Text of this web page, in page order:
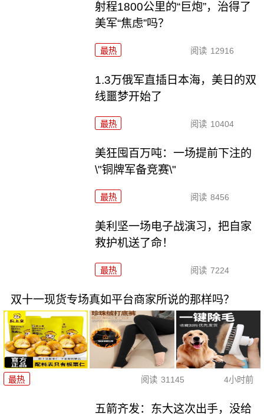
射程1800公里的“巨炮”，治得了
美军“焦虑”吗？
最热 阅读 12916
1.3万俄军直插日本海，美日的双
线噩梦开始了
最热 阅读 10404
美狂囤百万吨：一场提前下注的
\"铜牌军备竞赛\"
最热 阅读 8456
美利坚一场电子战演习，把自家
救护机送了命！
最热 阅读 7224
双十一现货专场真如平台商家所说的那样吗？
最热 阅读 31145 4小时前
五箭齐发：东大这次出手，没给